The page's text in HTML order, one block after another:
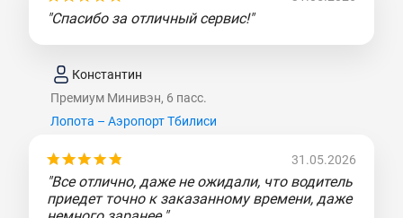
"Спасибо за отличный сервис!"
Константин
Премиум Минивэн, 6 пасс.
Лопота – Аэропорт Тбилиси
31.05.2026
"Все отлично, даже не ожидали, что водитель
приедет точно к заказанному времени, даже